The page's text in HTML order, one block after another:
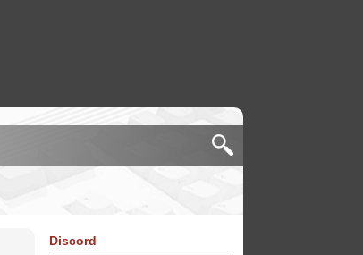
Discord